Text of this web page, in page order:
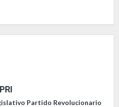
Partido Revolucionario